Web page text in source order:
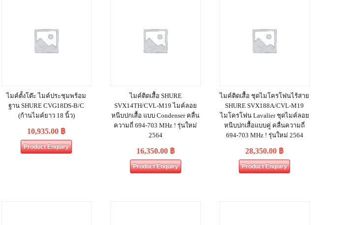
ไมค์ตั้งโต๊ะ ไมค์ประชุมพร้อม
ฐาน SHURE CVG18DS‐B/C
(ก้านไมค์ยาว 18 นิ้ว)
10,935.00 ฿
Product Enquiry
ไมค์ติดเสื้อ SHURE
SVX14TH/CVL-M19 ไมค์ลอย
หนีบปกเสื้อ แบบ Condenser คลื่น
ความถี่ 694-703 MHz ! รุ่นใหม่
2564
16,350.00 ฿
Product Enquiry
ไมค์ติดเสื้อ ชุดไมโครโฟนไร้สาย
SHURE SVX188A/CVL-M19
ไมโครโฟน Lavalier ชุดไมค์ลอย
หนีบปกเสื้อแบบคู่ คลื่นความถี่
694-703 MHz ! รุ่นใหม่ 2564
28,350.00 ฿
Product Enquiry